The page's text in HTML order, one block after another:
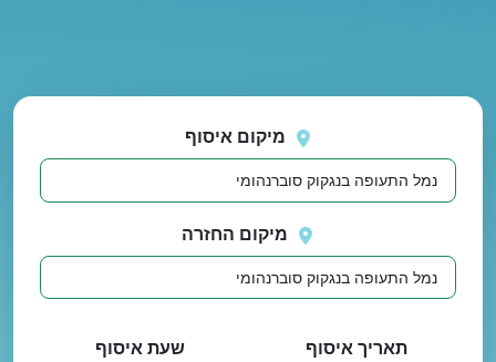
שוב
מיקום איסוף
מיקום החזרה
תאריך איסוף שעת איסוף